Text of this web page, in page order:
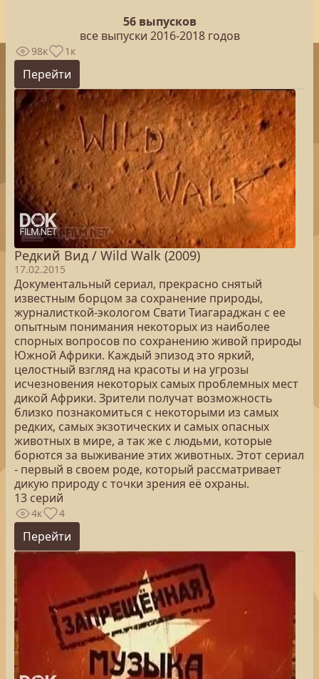
56 выпусков
все выпуски 2016-2018 годов
98к 1к
Перейти
Редкий Вид / Wild Walk (2009)
17.02.2015
Документальный сериал, прекрасно снятый
известным борцом за сохранение природы,
журналисткой-экологом Свати Тиагараджан с ее
опытным понимания некоторых из наиболее
спорных вопросов по сохранению живой природы
Южной Африки. Каждый эпизод это яркий,
целостный взгляд на красоты и на угрозы
исчезновения некоторых самых проблемных мест
дикой Африки. Зрители получат возможность
близко познакомиться с некоторыми из самых
редких, самых экзотических и самых опасных
животных в мире, а так же с людьми, которые
борются за выживание этих животных. Этот сериал
- первый в своем роде, который рассматривает
дикую природу с точки зрения её охраны.
13 серий
4к 4
Перейти